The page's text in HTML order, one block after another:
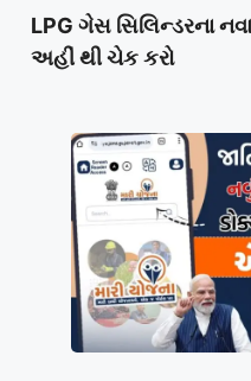
LPG ગેસ સિલિન્ડરના
અહીં થી ચેક કરો